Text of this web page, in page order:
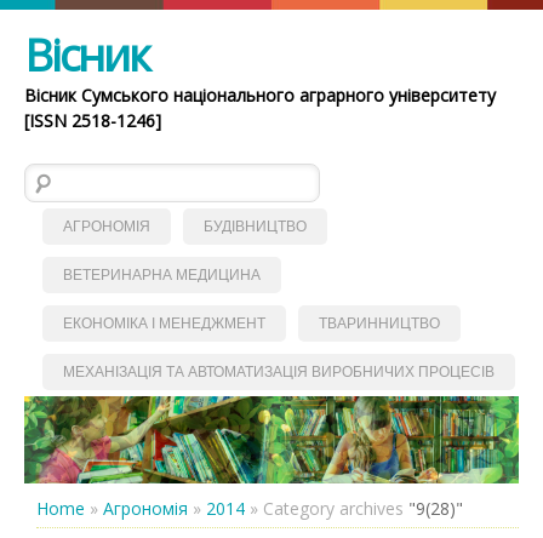
Вісник
Вісник Сумського національного аграрного університету
[ISSN 2518-1246]
Пошук:
АГРОНОМІЯ БУДІВНИЦТВО
ВЕТЕРИНАРНА МЕДИЦИНА
ЕКОНОМІКА І МЕНЕДЖМЕНТ ТВАРИННИЦТВО
МЕХАНІЗАЦІЯ ТА АВТОМАТИЗАЦІЯ ВИРОБНИЧИХ ПРОЦЕСІВ
Home » Агрономія » 2014 » Category archives "9(28)"